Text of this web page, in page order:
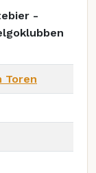
-
Toren